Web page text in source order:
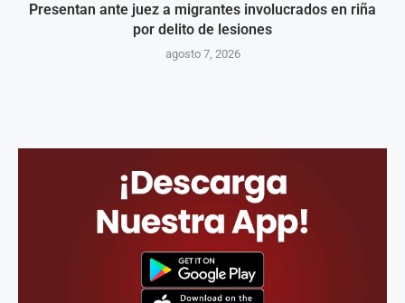
Presentan ante juez a migrantes involucrados en riña
por delito de lesiones
agosto 7, 2026